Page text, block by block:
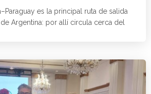
es la principal ruta de salida
Argentina: por allí circula cerca del